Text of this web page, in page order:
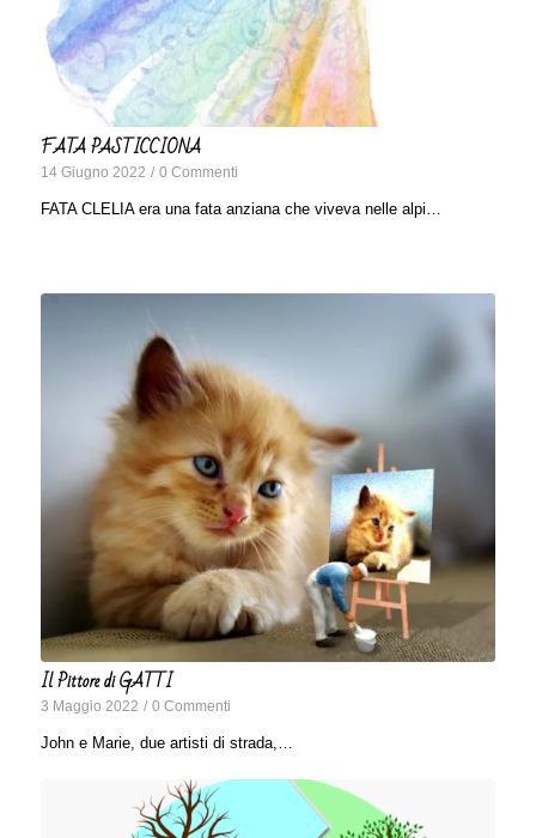
FATA PASTICCIONA
14 Giugno 2022 / 0 Commenti
FATA CLELIA era una fata anziana che viveva nelle alpi…
Il Pittore di GATTI
3 Maggio 2022 / 0 Commenti
John e Marie, due artisti di strada,…